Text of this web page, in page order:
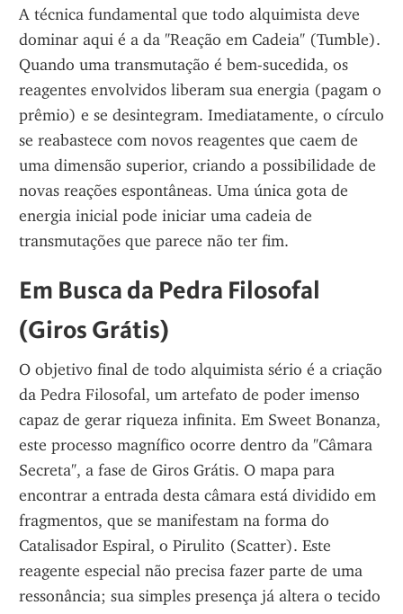
A técnica fundamental que todo alquimista deve
dominar aqui é a da "Reação em Cadeia" (Tumble).
Quando uma transmutação é bem-sucedida, os
reagentes envolvidos liberam sua energia (pagam o
prêmio) e se desintegram. Imediatamente, o círculo
se reabastece com novos reagentes que caem de
uma dimensão superior, criando a possibilidade de
novas reações espontâneas. Uma única gota de
energia inicial pode iniciar uma cadeia de
transmutações que parece não ter fim.
Em Busca da Pedra Filosofal
(Giros Grátis)
O objetivo final de todo alquimista sério é a criação
da Pedra Filosofal, um artefato de poder imenso
capaz de gerar riqueza infinita. Em Sweet Bonanza,
este processo magnífico ocorre dentro da "Câmara
Secreta", a fase de Giros Grátis. O mapa para
encontrar a entrada desta câmara está dividido em
fragmentos, que se manifestam na forma do
Catalisador Espiral, o Pirulito (Scatter). Este
reagente especial não precisa fazer parte de uma
ressonância; sua simples presença já altera o tecido